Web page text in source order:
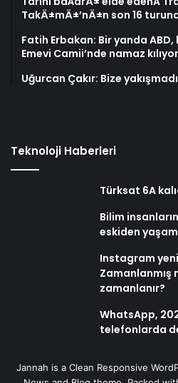
TakÄ±mÄ±’nÄ±n son 16
Fatih Erbakan: Bir yanda
Emevi Camii’nde namaz
Uğurcan Çakır: Bize yakışmadı
Teknoloji Haberleri
Türksat 6A
Bilim
eskiden yaşam
Instagram
Zamanlanmış
zamanlanır?
WhatsApp,
telefonlarda
Jannah is a Clean Responsive